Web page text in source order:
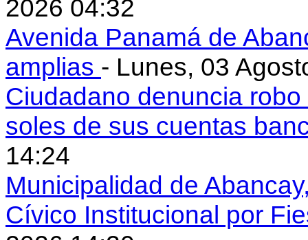
2026 04:32
Avenida Panamá de
amplias - Lunes, 03
Ciudadano denuncia
soles de sus cuentas
14:24
Municipalidad de
Cívico Institucional por